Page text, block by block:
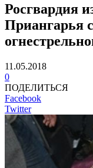
Росгвардия
Приангарья
11.05.2018
0
ПОДЕЛИТЬСЯ
Facebook
Twitter